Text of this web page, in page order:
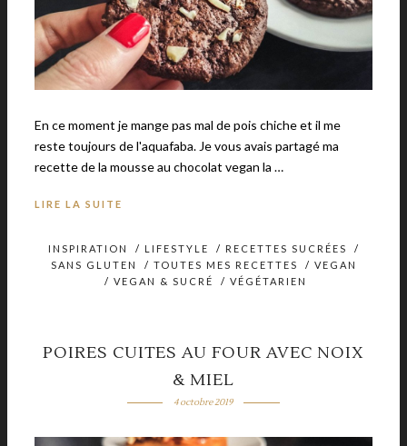
En ce moment je mange pas mal de pois chiche et il me
reste toujours de l'aquafaba. Je vous avais partagé ma
recette de la mousse au chocolat vegan la …
LIRE LA SUITE
INSPIRATION / LIFESTYLE / RECETTES SUCRÉES
/
SANS GLUTEN
/ TOUTES MES RECETTES / VEGAN
/ VEGAN & SUCRÉ / VÉGÉTARIEN
POIRES CUITES AU FOUR AVEC NOIX
& MIEL
4 octobre 2019